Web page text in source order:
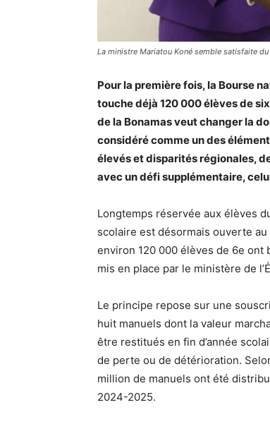
La ministre Mariatou Koné semble satisfaite
Pour la première fois, la Bourse
touche déjà 120 000 élèves de
de la Bonamas veut changer la
considéré comme un des
élevés et disparités régionales,
avec un défi supplémentaire,
Longtemps réservée aux élèves
scolaire est désormais ouverte
environ 120 000 élèves de 6e
mis en place par le ministère de
Le principe repose sur une
huit manuels dont la valeur
être restitués en fin d’année
de perte ou de détérioration.
million de manuels ont été
2024-2025.